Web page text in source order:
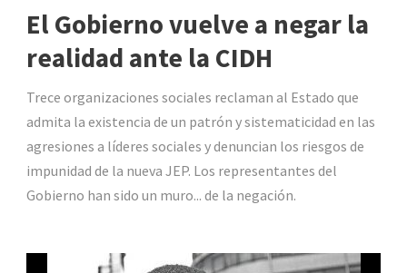
El Gobierno vuelve a negar la
realidad ante la CIDH
Trece organizaciones sociales reclaman al Estado que
admita la existencia de un patrón y sistematicidad en las
agresiones a líderes sociales y denuncian los riesgos de
impunidad de la nueva JEP. Los representantes del
Gobierno han sido un muro... de la negación.